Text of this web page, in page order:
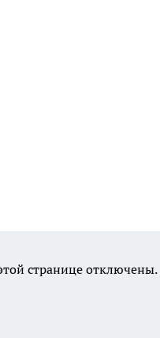
странице отключены.